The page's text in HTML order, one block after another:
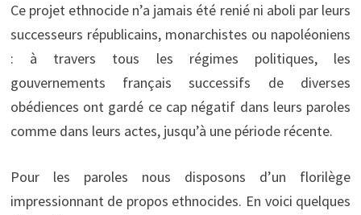
Ce projet ethnocide n’a jamais été renié ni aboli par leurs
successeurs républicains, monarchistes ou napoléoniens
: à travers tous les régimes politiques, les
gouvernements français successifs de diverses
obédiences ont gardé ce cap négatif dans leurs paroles
comme dans leurs actes, jusqu’à une période récente.
Pour les paroles nous disposons d’un florilège
impressionnant de propos ethnocides. En voici quelques